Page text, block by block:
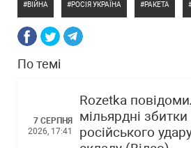
ВІЙНА РОСІЯ УКРАЇНА РАКЕТА
По темі
7 СЕРПНЯ
2026, 17:41
Rozetka
мільярдні збитки
російського